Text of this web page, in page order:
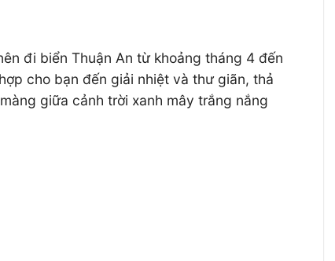
đi biển Thuận An từ khoảng tháng 4 đến
cho bạn đến giải nhiệt và thư giãn, thả
giữa cảnh trời xanh mây trắng nắng